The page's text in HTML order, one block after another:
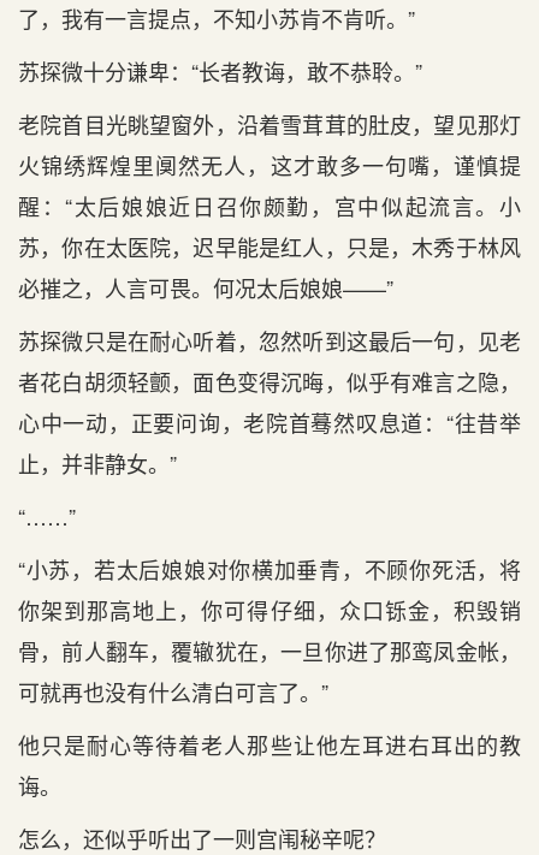
了，我有一言提点，不知小苏肯不肯听。”
苏探微十分谦卑：“长者教诲，敢不恭聆。”
老院首目光眺望窗外，沿着雪茸茸的肚皮，望见那灯
火锦绣辉煌里阒然无人，这才敢多一句嘴，谨慎提
醒：“太后娘娘近日召你颇勤，宫中似起流言。小
苏，你在太医院，迟早能是红人，只是，木秀于林风
必摧之，人言可畏。何况太后娘娘——”
苏探微只是在耐心听着，忽然听到这最后一句，见老
者花白胡须轻颤，面色变得沉晦，似乎有难言之隐，
心中一动，正要问询，老院首蓦然叹息道：“往昔举
止，并非静女。”
“……”
“小苏，若太后娘娘对你横加垂青，不顾你死活，将
你架到那高地上，你可得仔细，众口铄金，积毁销
骨，前人翻车，覆辙犹在，一旦你进了那鸾凤金帐，
可就再也没有什么清白可言了。”
他只是耐心等待着老人那些让他左耳进右耳出的教
诲。
怎么，还似乎听出了一则宫闱秘辛呢？